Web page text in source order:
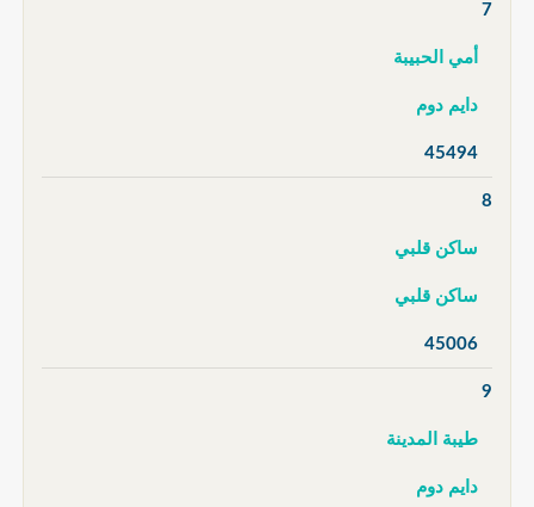
7
أمي الحبيبة
دايم دوم
45494
8
ساكن قلبي
ساكن قلبي
45006
9
طيبة المدينة
دايم دوم